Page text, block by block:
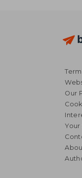
Our